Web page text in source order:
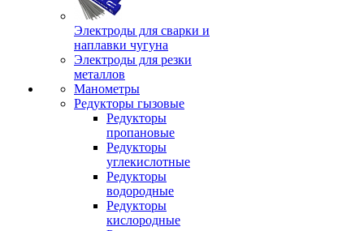
Электроды для сварки и
наплавки чугуна
Электроды для резки
металлов
Манометры
Редукторы гызовые
Редукторы
пропановые
Редукторы
углекислотные
Редукторы
водородные
Редукторы
кислородные